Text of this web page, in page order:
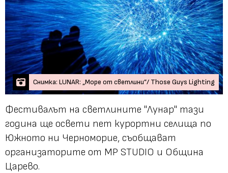
Снимка: LUNAR: „Море от светлини”/ Those Guys Lighting
Фестивалът на светлините "Лунар" тази
година ще освети пет курортни селища по
Южното ни Черноморие, съобщават
организаторите от MP STUDIO и Община
Царево.